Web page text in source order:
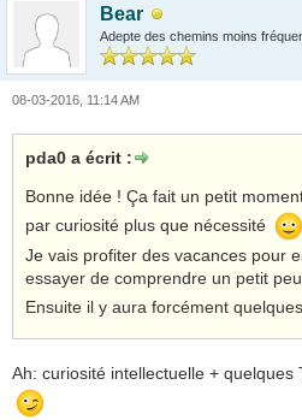
Bear
Adepte des chemins moins
08-03-2016, 11:14 AM
pda0 a écrit :
Bonne idée ! Ça fait un petit
par curiosité plus que nécessité
Je vais profiter des vacances pour
essayer de comprendre un petit
Ensuite il y aura forcément
Ah: curiosité intellectuelle + quelques